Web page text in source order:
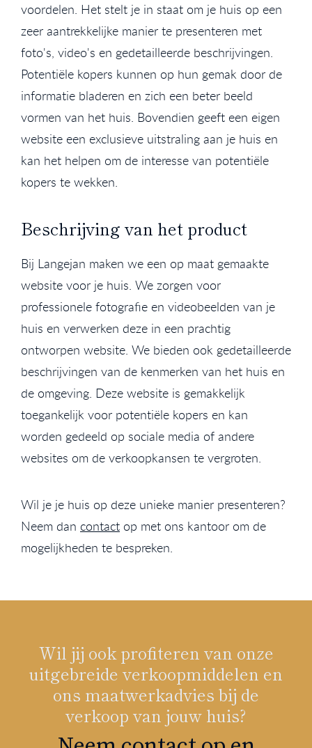
voordelen. Het stelt je in staat om je huis op een
zeer aantrekkelijke manier te presenteren met
foto's, video's en gedetailleerde beschrijvingen.
Potentiële kopers kunnen op hun gemak door de
informatie bladeren en zich een beter beeld
vormen van het huis. Bovendien geeft een eigen
website een exclusieve uitstraling aan je huis en
kan het helpen om de interesse van potentiële
kopers te wekken.
Beschrijving van het product
Bij Langejan maken we een op maat gemaakte
website voor je huis. We zorgen voor
professionele fotografie en videobeelden van je
huis en verwerken deze in een prachtig
ontworpen website. We bieden ook gedetailleerde
beschrijvingen van de kenmerken van het huis en
de omgeving. Deze website is gemakkelijk
toegankelijk voor potentiële kopers en kan
worden gedeeld op sociale media of andere
websites om de verkoopkansen te vergroten.
Wil je je huis op deze unieke manier presenteren?
Neem dan contact op met ons kantoor om de
mogelijkheden te bespreken.
Wil jij ook profiteren van onze
uitgebreide verkoopmiddelen en
ons maatwerkadvies bij de
verkoop van jouw huis?